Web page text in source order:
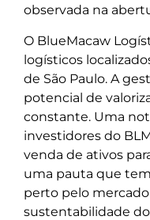
observada na
O BlueMacaw
logísticos
de São Paulo. A
potencial de
constante. Uma
investidores do
venda de ativos
uma pauta que
perto pelo mercado
sustentabilidade